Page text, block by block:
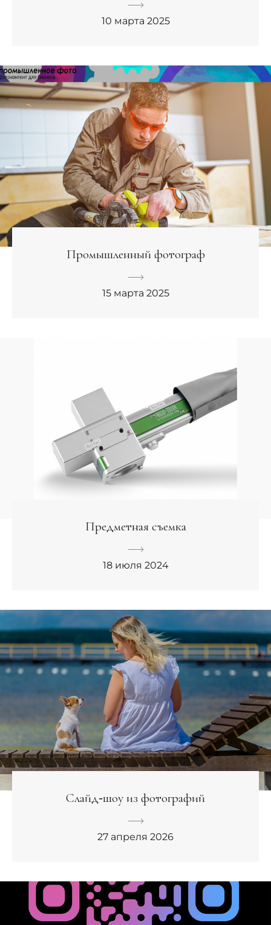
10 марта 2025
Промышленный фотограф
15 марта 2025
Предметная съемка
18 июля 2024
Слайд‑шоу из фотографий
27 апреля 2026